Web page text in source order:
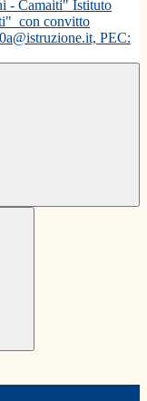
Istituto
con convitto
PEC: